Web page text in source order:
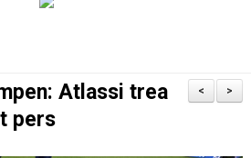
>
<
Atlassi trea
pers